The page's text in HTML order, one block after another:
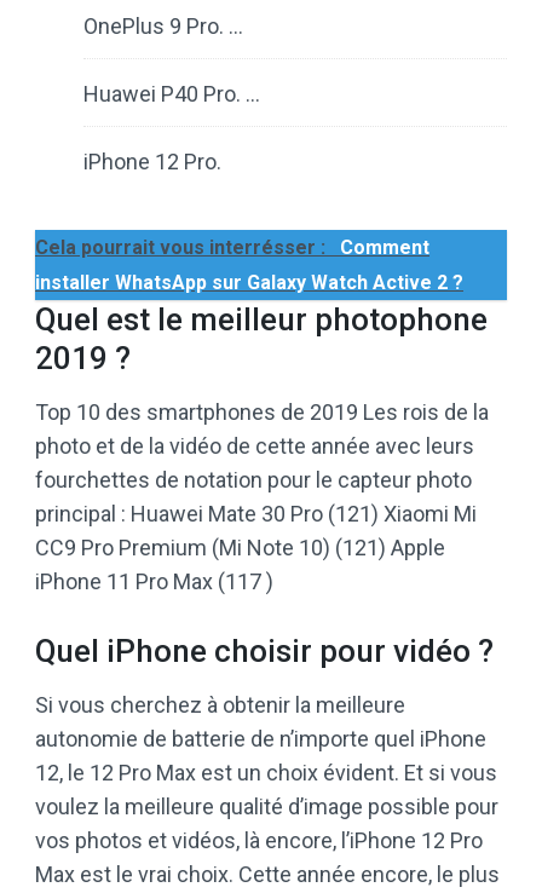
OnePlus 9 Pro. …
Huawei P40 Pro. …
iPhone 12 Pro.
Cela pourrait vous interrésser :
Comment
installer WhatsApp sur Galaxy Watch Active 2 ?
Quel est le meilleur photophone
2019 ?
Top 10 des smartphones de 2019 Les rois de la
photo et de la vidéo de cette année avec leurs
fourchettes de notation pour le capteur photo
principal : Huawei Mate 30 Pro (121) Xiaomi Mi
CC9 Pro Premium (Mi Note 10) (121) Apple
iPhone 11 Pro Max (117 )
Quel iPhone choisir pour vidéo ?
Si vous cherchez à obtenir la meilleure
autonomie de batterie de n’importe quel iPhone
12, le 12 Pro Max est un choix évident. Et si vous
voulez la meilleure qualité d’image possible pour
vos photos et vidéos, là encore, l’iPhone 12 Pro
Max est le vrai choix. Cette année encore, le plus